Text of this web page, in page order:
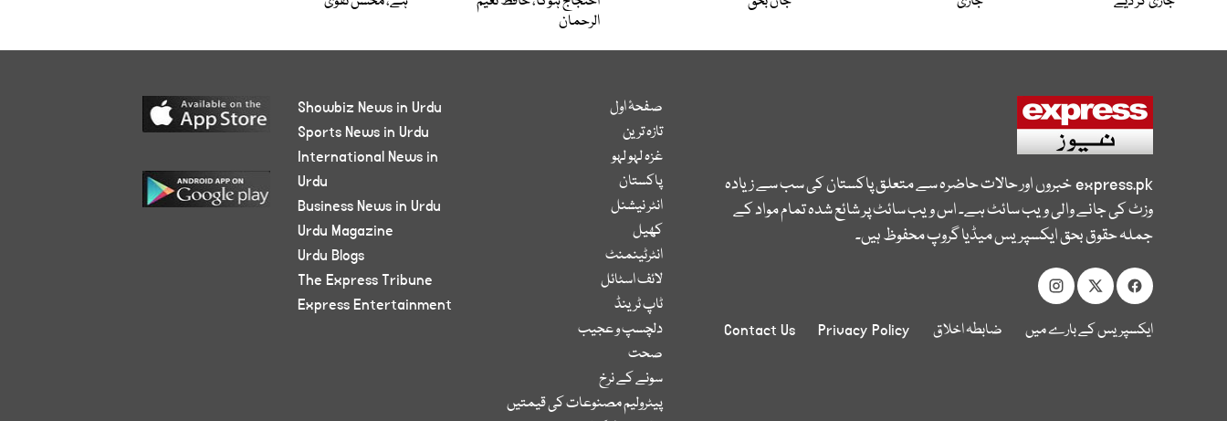
الرحمان
express.pkخبروں اور حالات حاضرہ سے متعلق پاکستان کی سب سے زیادہ
وزٹ کی جانے والی ویب سائٹ ہے۔ اس ویب سائٹ پر شائع شدہ تمام مواد کے
جملہ حقوق بحق ایکسپریس میڈیا گروپ محفوظ ہیں۔
ایکسپریس کے بارے میں ضابطہ اخلاق Privacy Policy
Contact Us
صفحۂ اول
تازہ ترین
غزہ لہو لہو
پاکستان
انٹر نیشنل
کھیل
انٹرٹینمنٹ
لائف اسٹائل
ٹاپ ٹرینڈ
دلچسپ و عجیب
صحت
سونے کے نرخ
پیٹرولیم مصنوعات کی قیمتیں
Showbiz News in Urdu
Sports News in Urdu
International News in
Urdu
Business News in Urdu
Urdu Magazine
Urdu Blogs
The Express Tribune
Express Entertainment